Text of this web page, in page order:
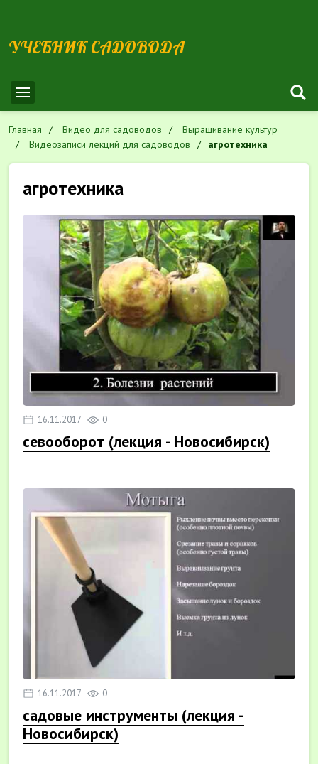
УЧЕБНИК САДОВОДА
Главная Видео для садоводов
Выращивание культур
Видеозаписи лекций для садоводов
агротехника
агротехника
16.11.2017 0
севооборот (лекция - Новосибирск)
16.11.2017 0
садовые инструменты (лекция -
Новосибирск)